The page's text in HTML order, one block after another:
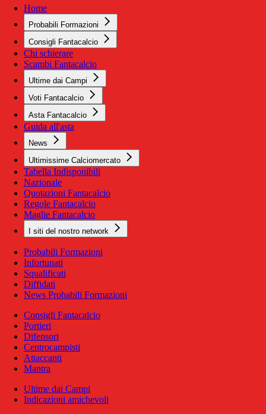
Home
Probabili Formazioni
Consigli Fantacalcio
Chi schierare
Scambi Fantacalcio
Ultime dai Campi
Voti Fantacalcio
Asta Fantacalcio
Guida all'asta
News
Ultimissime Calciomercato
Tabella Indisponibili
Nazionale
Quotazioni Fantacalcio
Regole Fantacalcio
Maglie Fantacalcio
I siti del nostro network
Probabili Formazioni
Infortunati
Squalificati
Diffidati
News Probabili Formazioni
Consigli Fantacalcio
Portieri
Difensori
Centrocampisti
Attaccanti
Mantra
Ultime dai Campi
Indicazioni amichevoli